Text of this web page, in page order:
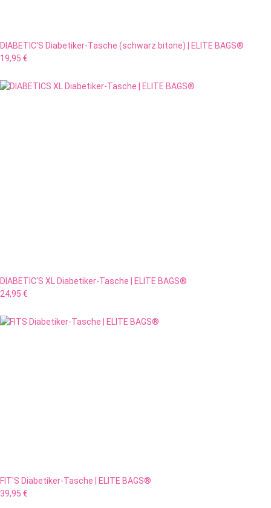
DIABETIC'S Diabetiker-Tasche (schwarz bitone) | ELITE BAGS®
19,95 €
DIABETIC'S XL Diabetiker-Tasche | ELITE BAGS®
24,95 €
FIT'S Diabetiker-Tasche | ELITE BAGS®
39,95 €